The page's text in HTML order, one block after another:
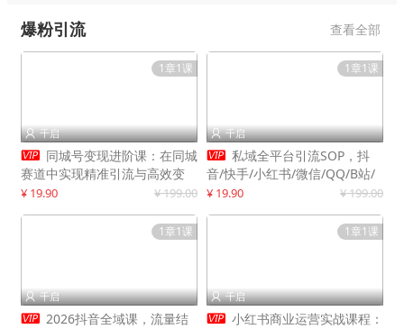
爆粉引流 查看全部
1章1课
 千启
 同城号变现进阶课：在同城
赛道中实现精准引流与高效变
现，单店月引流成交额提升50%
¥ 19.90 ¥ 199.00
1章1课
 千启
 私域全平台引流SOP，抖
音/快手/小红书/微信/QQ/B站/
闲鱼等，技术合集，高效转化公
¥ 19.90 ¥ 199.00
1章1课
 千启
 2026抖音全域课，流量结
1章1课
 千启
 小红书商业运营实战课程：